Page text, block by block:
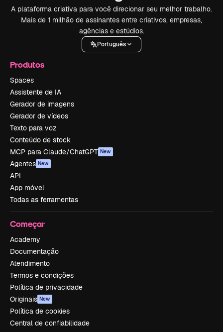
A plataforma criativa para você direcionar seu melhor trabalho.
Mais de 1 milhão de assinantes entre criativos, empresas,
agências e estúdios.
Português
Produtos
Spaces
Assistente de IA
Gerador de imagens
Gerador de vídeos
Texto para voz
Conteúdo de stock
MCP para Claude/ChatGPT New
Agentes New
API
App móvel
Todas as ferramentas
Começar
Academy
Documentação
Atendimento
Termos e condições
Política de privacidade
Originais New
Política de cookies
Central de confiabilidade